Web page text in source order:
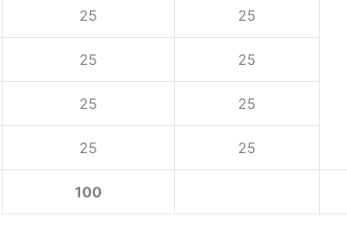
25 25
25 25
25 25
25 25
100